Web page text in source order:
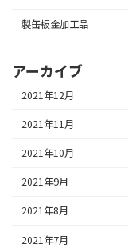
製缶板金加工品
アーカイブ
2021年12月
2021年11月
2021年10月
2021年9月
2021年8月
2021年7月